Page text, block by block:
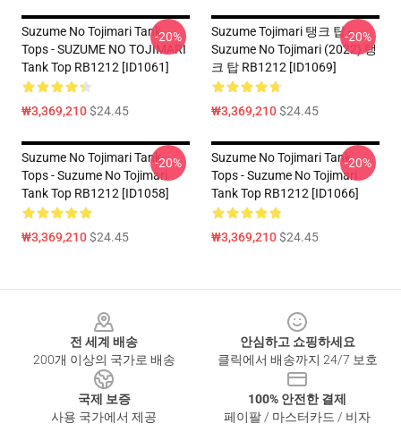
Suzume No Tojimari Tank
Tops - SUZUME NO TOJIMARI
Tank Top RB1212 [ID1061]
₩3,369,210$24.45
-20%
Suzume Tojimari 탱크 탑 -
Suzume No Tojimari (2022) 탱
크 탑 RB1212 [ID1069]
₩3,369,210$24.45
-20%
Suzume No Tojimari Tank
Tops - Suzume No Tojimari
Tank Top RB1212 [ID1058]
₩3,369,210$24.45
-20%
Suzume No Tojimari Tank
Tops - Suzume No Tojimari
Tank Top RB1212 [ID1066]
₩3,369,210$24.45
-20%
전 세계 배송
200개 이상의 국가로 배송
안심하고 쇼핑하세요
클릭에서 배송까지 24/7 보호
국제 보증
사용 국가에서 제공
100% 안전한 결제
페이팔 / 마스터카드 / 비자